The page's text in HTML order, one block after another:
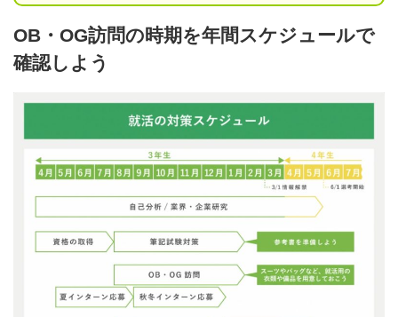
OB・OG訪問の時期を年間スケジュールで
確認しよう